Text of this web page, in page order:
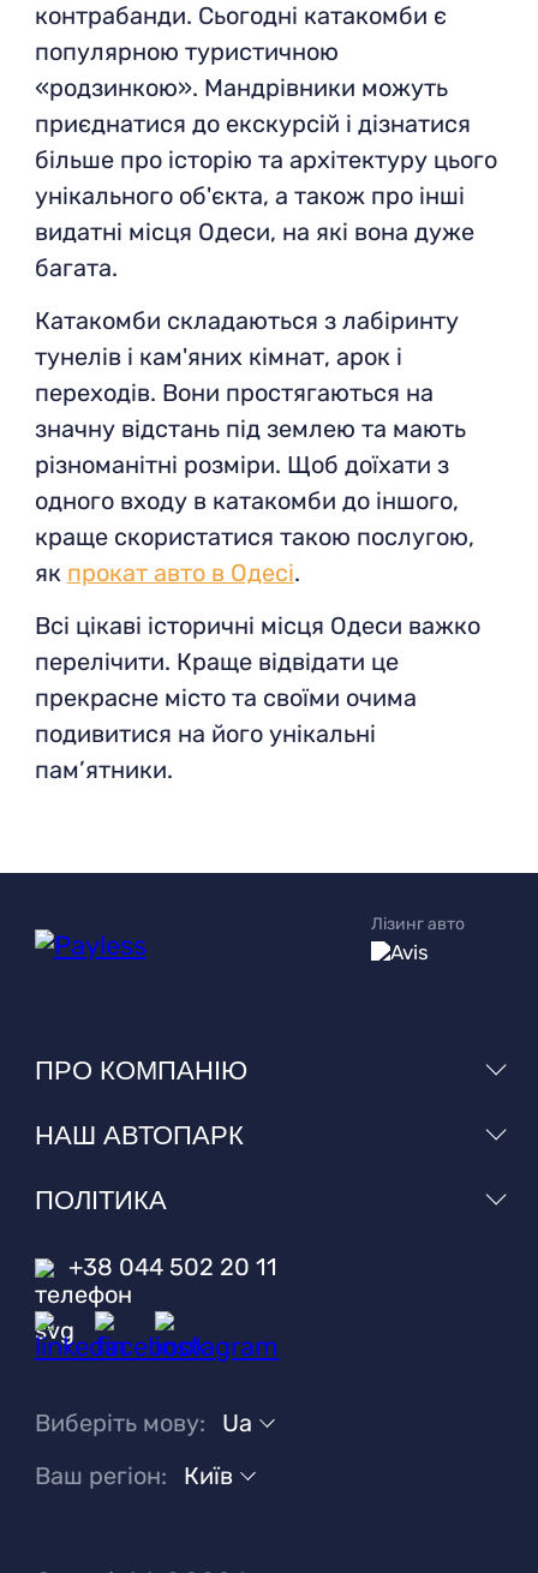
контрабанди. Сьогодні катакомби є
популярною туристичною
«родзинкою». Мандрівники можуть
приєднатися до екскурсій і дізнатися
більше про історію та архітектуру цього
унікального об'єкта, а також про інші
видатні місця Одеси, на які вона дуже
багата.
Катакомби складаються з лабіринту
тунелів і кам'яних кімнат, арок і
переходів. Вони простягаються на
значну відстань під землею та мають
різноманітні розміри. Щоб доїхати з
одного входу в катакомби до іншого,
краще скористатися такою послугою,
як прокат авто в Одесі.
Всі цікаві історичні місця Одеси важко
перелічити. Краще відвідати це
прекрасне місто та своїми очима
подивитися на його унікальні
пам’ятники.
Лізинг авто
ПРО КОМПАНІЮ
НАШ АВТОПАРК
ПОЛІТИКА
+38 044 502 20 11
Виберіть мову:
Ua
Ваш регіон:
Київ